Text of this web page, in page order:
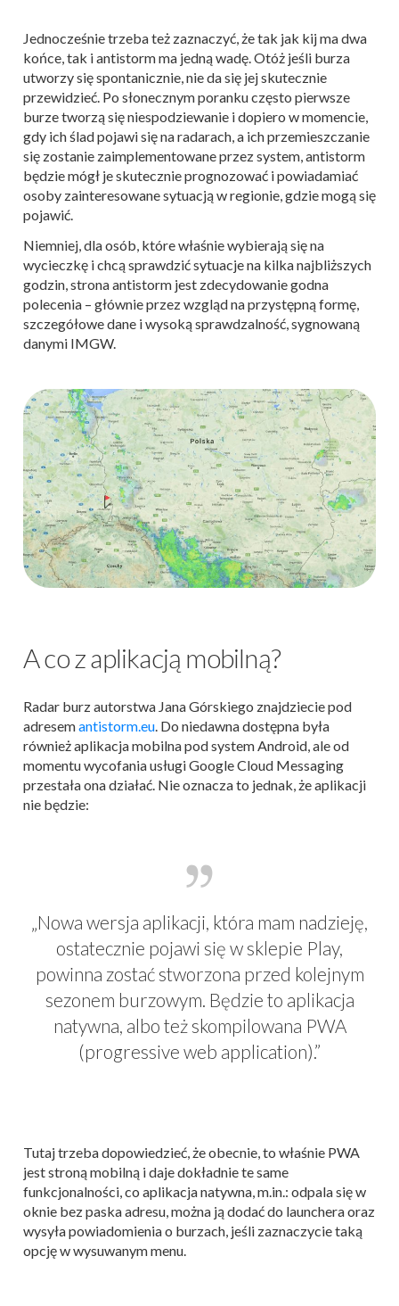
Jednocześnie trzeba też zaznaczyć, że tak jak kij ma dwa
końce, tak i antistorm ma jedną wadę. Otóż jeśli burza
utworzy się spontanicznie, nie da się jej skutecznie
przewidzieć. Po słonecznym poranku często pierwsze
burze tworzą się niespodziewanie i dopiero w momencie,
gdy ich ślad pojawi się na radarach, a ich przemieszczanie
się zostanie zaimplementowane przez system, antistorm
będzie mógł je skutecznie prognozować i powiadamiać
osoby zainteresowane sytuacją w regionie, gdzie mogą się
pojawić.
Niemniej, dla osób, które właśnie wybierają się na
wycieczkę i chcą sprawdzić sytuacje na kilka najbliższych
godzin, strona antistorm jest zdecydowanie godna
polecenia – głównie przez wzgląd na przystępną formę,
szczegółowe dane i wysoką sprawdzalność, sygnowaną
danymi IMGW.
A co z aplikacją mobilną?
Radar burz autorstwa Jana Górskiego znajdziecie pod
adresemantistorm.eu. Do niedawna dostępna była
również aplikacja mobilna pod system Android, ale od
momentu wycofania usługi Google Cloud Messaging
przestała ona działać. Nie oznacza to jednak, że aplikacji
nie będzie:
„Nowa wersja aplikacji, która mam nadzieję,
ostatecznie pojawi się w sklepie Play,
powinna zostać stworzona przed kolejnym
sezonem burzowym. Będzie to aplikacja
natywna, albo też skompilowana PWA
(progressive web application).”
Tutaj trzeba dopowiedzieć, że obecnie, to właśnie PWA
jest stroną mobilną i daje dokładnie te same
funkcjonalności, co aplikacja natywna, m.in.: odpala się w
oknie bez paska adresu, można ją dodać do launchera oraz
wysyła powiadomienia o burzach, jeśli zaznaczycie taką
opcję w wysuwanym menu.